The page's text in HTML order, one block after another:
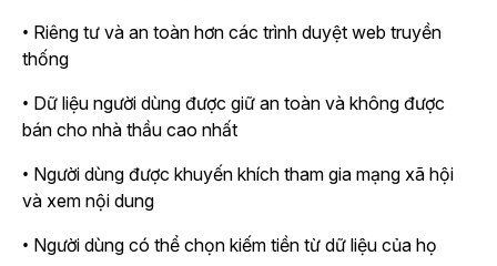
• Riêng tư và an toàn hơn các trình duyệt web truyền
thống
• Dữ liệu người dùng được giữ an toàn và không được
bán cho nhà thầu cao nhất
• Người dùng được khuyến khích tham gia mạng xã hội
và xem nội dung
• Người dùng có thể chọn kiếm tiền từ dữ liệu của họ